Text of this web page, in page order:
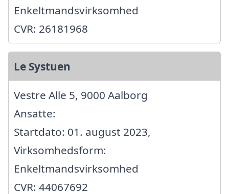
Enkeltmandsvirksomhed
CVR: 26181968
Le Systuen
Vestre Alle 5, 9000 Aalborg
Ansatte:
Startdato: 01. august 2023,
Virksomhedsform:
Enkeltmandsvirksomhed
CVR: 44067692